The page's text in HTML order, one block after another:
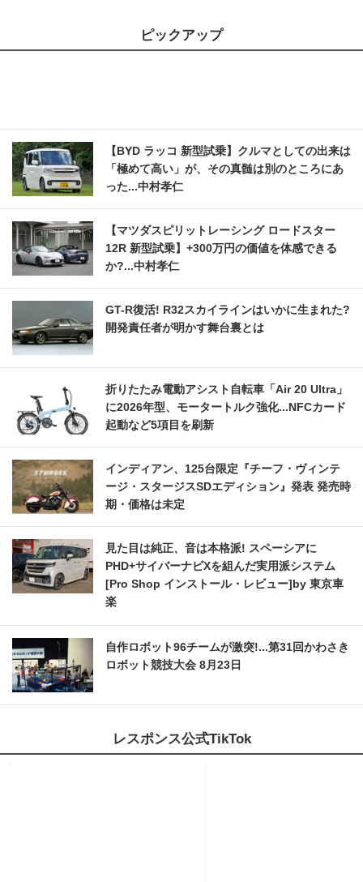
ピックアップ
【BYD ラッコ 新型試乗】クルマとしての出来は
「極めて高い」が、その真髄は別のところにあ
った...中村孝仁
【マツダスピリットレーシング ロードスター
12R 新型試乗】+300万円の価値を体感できる
か?...中村孝仁
GT-R復活! R32スカイラインはいかに生まれた?
開発責任者が明かす舞台裏とは
折りたたみ電動アシスト自転車「Air 20 Ultra」
に2026年型、モータートルク強化...NFCカード
起動など5項目を刷新
インディアン、125台限定『チーフ・ヴィンテ
ージ・スタージスSDエディション』発表 発売時
期・価格は未定
見た目は純正、音は本格派! スペーシアに
PHD+サイバーナビXを組んだ実用派システム
[Pro Shop インストール・レビュー]by 東京車
楽
自作ロボット96チームが激突!...第31回かわさき
ロボット競技大会 8月23日
レスポンス公式TikTok